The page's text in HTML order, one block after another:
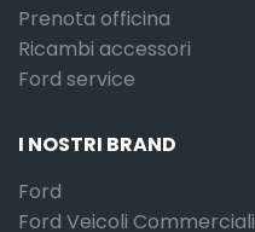
Prenota officina
Ricambi accessori
Ford service
I NOSTRI BRAND
Ford
Ford Veicoli Commerciali